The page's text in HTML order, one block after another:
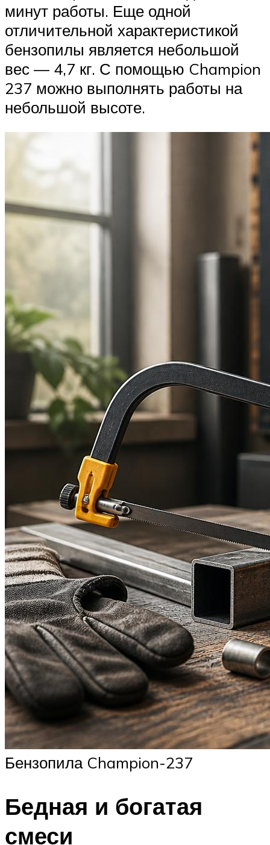
минут работы. Еще одной
отличительной характеристикой
бензопилы является небольшой
вес — 4,7 кг. С помощью Champion
237 можно выполнять работы на
небольшой высоте.
Бензопила Champion-237
Бедная и богатая
смеси